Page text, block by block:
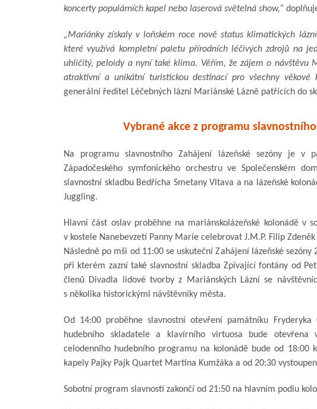
koncerty populárních kapel nebo laserová světelná show,“
„Mariánky získaly v loňském roce nově status klimatických
které využívá kompletní paletu přírodních léčivých zdrojů na
uhličitý, peloidy a nyní také klima. Věřím, že zájem o návštěvu
atraktivní a unikátní turistickou destinací pro všechny věkové
generální ředitel Léčebných lázní Mariánské Lázně patřících do
Vybrané akce z programu
Na programu slavnostního Zahájení lázeňské sezóny je v
Západočeského symfonického orchestru ve Společenském
slavnostní skladbu Bedřicha Smetany Vltava a na lázeňské
Juggling.
Hlavní část oslav proběhne na mariánskolázeňské kolonádě v
v kostele Nanebevzetí Panny Marie celebrovat J.M.P. Filip
Následně po mši od 11:00 se uskuteční Zahájení lázeňské
při kterém zazní také slavnostní skladba Zpívající fontány od
členů Divadla lidové tvorby z Mariánských Lázní se
s několika historickými návštěvníky města.
Od 14:00 proběhne slavnostní otevření památníku Fryderyka
hudebního skladatele a klavírního virtuosa bude otevřena
celodenního hudebního programu na kolonádě bude od 18:00
kapely Pajky Pajk Quartet Martina Kumžáka a od 20:30
Sobotní program slavností zakončí od 21:50 na hlavním podiu